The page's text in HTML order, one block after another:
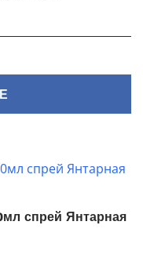
спрей Янтарная